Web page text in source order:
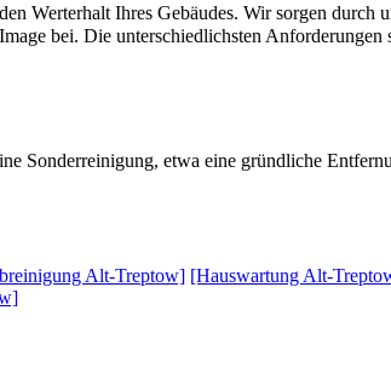
Werterhalt Ihres Gebäudes. Wir sorgen durch
bei. Die unterschiedlichsten
Sonderreinigung, etwa eine gründliche
Alt-Treptow] [Hauswartung Alt-